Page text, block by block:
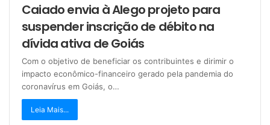
Caiado envia à Alego projeto para
suspender inscrição de débito na
dívida ativa de Goiás
Com o objetivo de beneficiar os contribuintes e dirimir o
impacto econômico-financeiro gerado pela pandemia do
coronavírus em Goiás, o…
Leia Mais...